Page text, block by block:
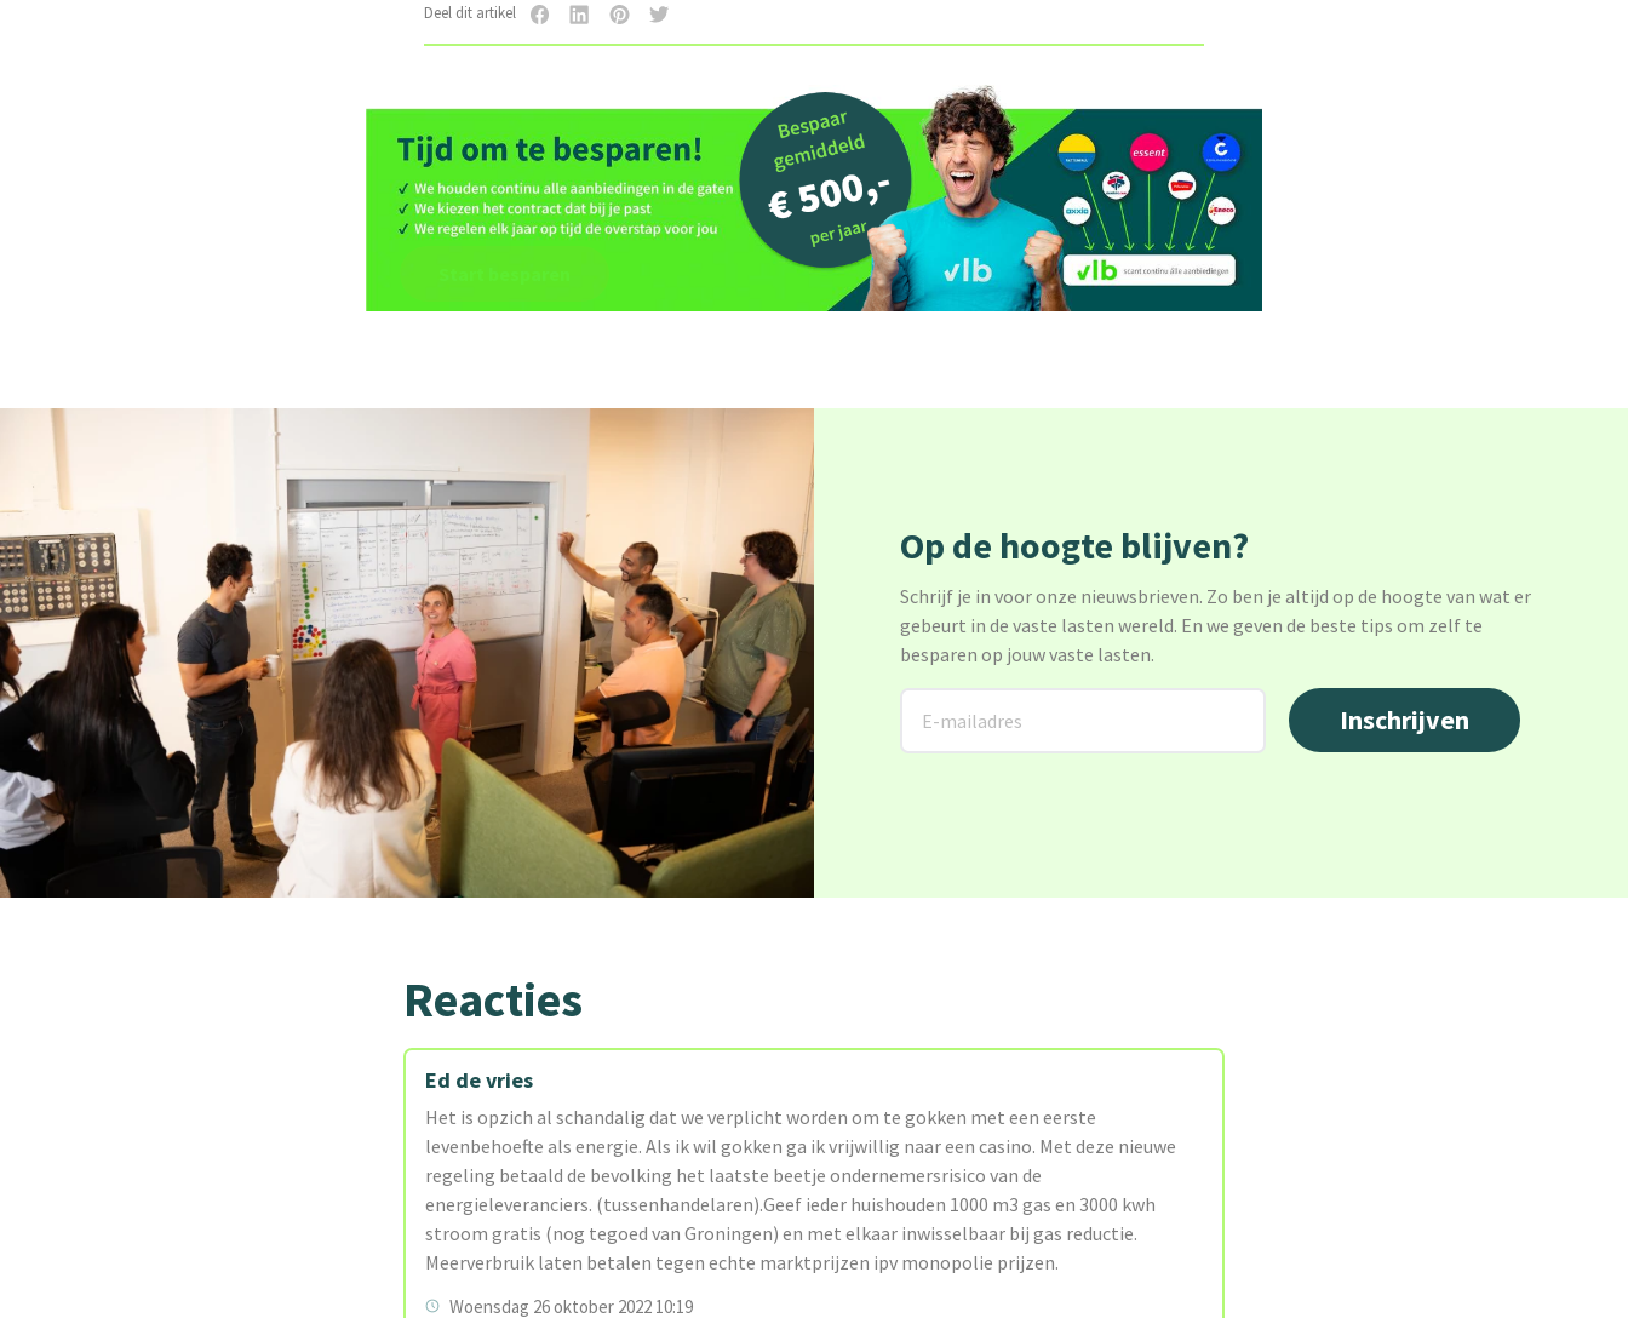
Deel dit artikel
Op de hoogte blijven?
Schrijf je in voor onze nieuwsbrieven. Zo ben je altijd op de hoogte van wat er
gebeurt in de vaste lasten wereld. En we geven de beste tips om zelf te
besparen op jouw vaste lasten.
Reacties
Ed de vries
Het is opzich al schandalig dat we verplicht worden om te gokken met een eerste
levenbehoefte als energie. Als ik wil gokken ga ik vrijwillig naar een casino. Met deze nieuwe
regeling betaald de bevolking het laatste beetje ondernemersrisico van de
energieleveranciers. (tussenhandelaren).Geef ieder huishouden 1000 m3 gas en 3000 kwh
stroom gratis (nog tegoed van Groningen) en met elkaar inwisselbaar bij gas reductie.
Meerverbruik laten betalen tegen echte marktprijzen ipv monopolie prijzen.
Woensdag 26 oktober 2022 10:19